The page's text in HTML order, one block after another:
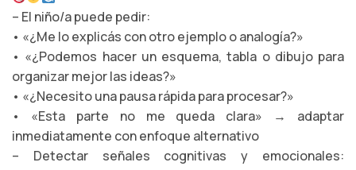
– El niño/a puede pedir:
• «¿Me lo explicás con otro ejemplo o analogía?»
• «¿Podemos hacer un esquema, tabla o dibujo para
organizar mejor las ideas?»
• «¿Necesito una pausa rápida para procesar?»
• «Esta parte no me queda clara» → adaptar
inmediatamente con enfoque alternativo
– Detectar señales cognitivas y emocionales: